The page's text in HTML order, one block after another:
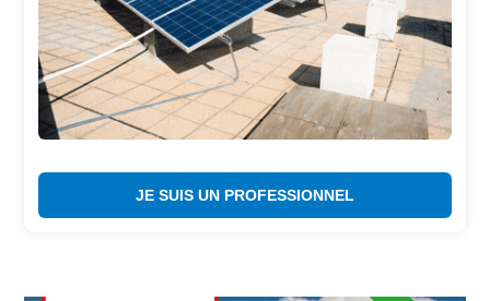
JE SUIS UN PROFESSIONNEL